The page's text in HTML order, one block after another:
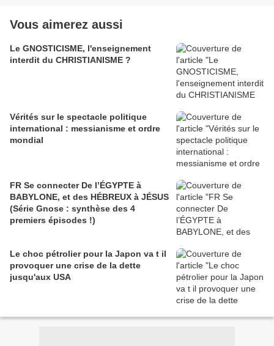
Vous aimerez aussi
Le GNOSTICISME, l'enseignement
interdit du CHRISTIANISME ?
Vérités sur le spectacle politique
international : messianisme et ordre
mondial
FR Se connecter De l’ÉGYPTE à
BABYLONE, et des HÉBREUX à JÉSUS
(Série Gnose : synthèse des 4
premiers épisodes !)
Le choc pétrolier pour la Japon va t il
provoquer une crise de la dette
jusqu'aux USA